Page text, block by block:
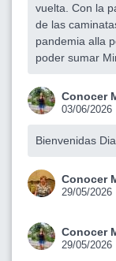
vuelta. Con la
de las
pandemia alla
poder sumar
Conocer
03/06/2026
Bienvenidas
Conocer
29/05/2026
Conocer
29/05/2026